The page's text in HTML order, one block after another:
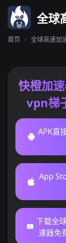
全球
首页 › 全球高速加
快橙加
vpn梯
APK直
App
下载全
速器免